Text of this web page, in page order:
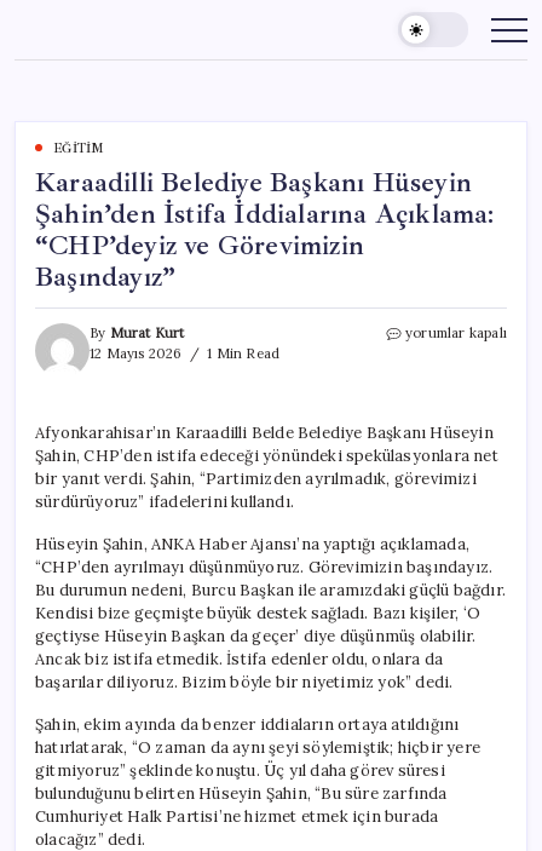
content
EĞITIM
Karaadilli Belediye Başkanı Hüseyin
Şahin’den İstifa İddialarına Açıklama:
“CHP’deyiz ve Görevimizin
Başındayız”
By Murat Kurt
12 Mayıs 2026
1 Min Read
Karaadilli
İstifa
İddialarına
Açıklama:
Görevimizin
Başındayız”
için
yorumlar kapalı
Afyonkarahisar’ın Karaadilli Belde Belediye Başkanı Hüseyin
Şahin, CHP’den istifa edeceği yönündeki spekülasyonlara net
bir yanıt verdi. Şahin, “Partimizden ayrılmadık, görevimizi
sürdürüyoruz” ifadelerini kullandı.
Hüseyin Şahin, ANKA Haber Ajansı’na yaptığı açıklamada,
“CHP’den ayrılmayı düşünmüyoruz. Görevimizin başındayız.
Bu durumun nedeni, Burcu Başkan ile aramızdaki güçlü bağdır.
Kendisi bize geçmişte büyük destek sağladı. Bazı kişiler, ‘O
geçtiyse Hüseyin Başkan da geçer’ diye düşünmüş olabilir.
Ancak biz istifa etmedik. İstifa edenler oldu, onlara da
başarılar diliyoruz. Bizim böyle bir niyetimiz yok” dedi.
Şahin, ekim ayında da benzer iddiaların ortaya atıldığını
hatırlatarak, “O zaman da aynı şeyi söylemiştik; hiçbir yere
gitmiyoruz” şeklinde konuştu. Üç yıl daha görev süresi
bulunduğunu belirten Hüseyin Şahin, “Bu süre zarfında
Cumhuriyet Halk Partisi’ne hizmet etmek için burada
olacağız” dedi.